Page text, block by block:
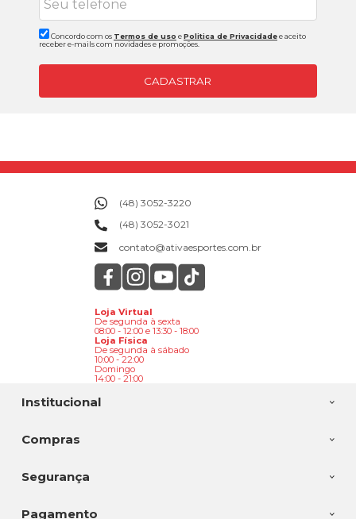
Concordo com os Termos de uso ePolitica de Privacidadee aceito
receber e-mails com novidades e promoções.
CADASTRAR
Institucional
Compras
(48) 3052-3220
(48) 3052-3021
contato@ativaesportes.com.br
Loja Virtual
De segunda à sexta
08:00 - 12:00 e 13:30 - 18:00
Loja Física
De segunda à sábado
10:00 - 22:00
Domingo
14:00 - 21:00
Segurança
Pagamento